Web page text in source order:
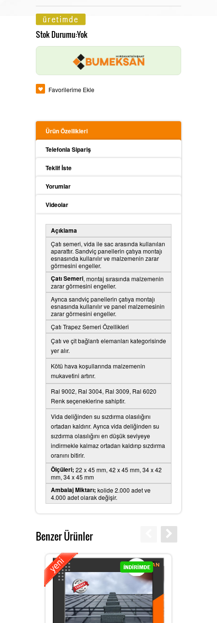
Metal Kiremit Çatı Kar Tutucu
Sandviç Panel Kar Tutucu
Sandviç Panel Çatı
Onduline Çatı
Çatı Aksesuarları
Havalandırma Sistemleri
Güvenli Yaşam Alanı
Kuş Konmaz Sistemleri
Çatı Oluk Sistemleri
Panel Çatı Sistemleri
Çatı Kapakları
Stok Durumu:Yok
Favorilerime Ekle
Ürün Özellikleri
Telefonla Sipariş
Teklif İste
Yorumlar
Videolar
Açıklama
Çatı semeri, vida ile sac arasında kullanılan
aparattır. Sandviç panellerin çatıya montajı
esnasında kullanılır ve malzemenin zarar
görmesini engeller.
Çatı Semeri, montaj sırasında malzemenin
zarar görmesini engeller.
Ayrıca sandviç panellerin çatıya montajı
esnasında kullanılır ve panel malzemesinin
zarar görmesini engeller.
Çatı Trapez Semeri Özellikleri
Çatı ve çit bağlantı elemanları kategorisinde
yer alır.
Kötü hava koşullarında malzemenin
mukavetini artırır.
Ral 9002, Ral 3004, Ral 3009, Ral 6020
Renk seçeneklerine sahiptir.
Vida deliğinden su sızdırma olasılığını
ortadan kaldırır. Ayrıca vida deliğinden su
sızdırma olasılığını en düşük seviyeye
indirmekle kalmaz ortadan kaldırıp sızdırma
oranını bitirir.
Ölçüleri; 22 x 45 mm, 42 x 45 mm, 34 x 42
mm, 34 x 45 mm
Ambalaj Miktarı; kolide 2.000 adet ve
4.000 adet olarak değişir.
Benzer Ürünler